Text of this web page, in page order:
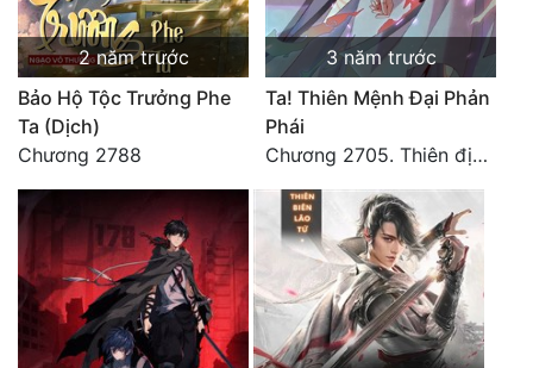
Đông Phương
Đông Phương Huyền Huyễn
Đồng Nhân
Cẩu Đạo Trường Sinh
Ngự Thú
Truyện Nam
Truyện Nữ
2 năm trước
Bảo Hộ Tộc Trưởng Phe
Ta (Dịch)
Chương 2788
3 năm trước
Ta! Thiên Mệnh Đại Phản
Phái
Chương 2705. Thiên địa yên tĩnh